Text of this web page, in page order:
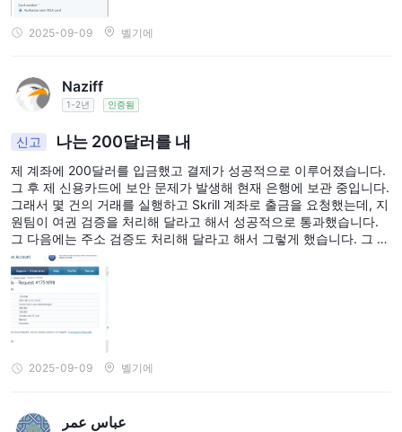
2025-09-09 벨기에
Naziff
1-2년 인증됨
신고 나는 200달러를 내
제 계좌에 200달러를 입금했고 결제가 성공적으로 이루어졌습니다.
그 후 제 신용카드에 보안 문제가 발생해 현재 은행에 보관 중입니다.
그래서 몇 건의 거래를 실행하고 Skrill 계좌로 출금을 요청했는데, 지
원팀이 여권 검증을 처리해 달라고 해서 성공적으로 통과했습니다.
그 다음에는 주소 검증도 처리해 달라고 해서 그렇게 했습니다. 그 후
다시 출금을 요청했지만 다시 거절되었고, Skrill 계좌 화면에서 이름
과 주소가 보이는 스크린샷을 처리해 달라고 해서 그렇게 했고 검증
되었습니다. 그런데 다시 출금 요청을 했는데, 모든 서류와 Skrill 계
좌 스크린샷을 제출한 후에도 다시 출금을 거절했습니다. 지원팀은
아무런 답변도 주지 않고 있어요. 이제 제가 뭘 해야 할지 말해주세
요. 이게 사기가 아니라면요.
2025-09-09 벨기에
عباس عمر